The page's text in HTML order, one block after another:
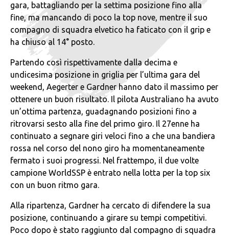
gara, battagliando per la settima posizione fino alla
fine, ma mancando di poco la top nove, mentre il suo
compagno di squadra elvetico ha faticato con il grip e
ha chiuso al 14° posto.
Partendo così rispettivamente dalla decima e
undicesima posizione in griglia per l’ultima gara del
weekend, Aegerter e Gardner hanno dato il massimo per
ottenere un buon risultato. Il pilota Australiano ha avuto
un’ottima partenza, guadagnando posizioni fino a
ritrovarsi sesto alla fine del primo giro. Il 27enne ha
continuato a segnare giri veloci fino a che una bandiera
rossa nel corso del nono giro ha momentaneamente
fermato i suoi progressi. Nel frattempo, il due volte
campione WorldSSP è entrato nella lotta per la top six
con un buon ritmo gara.
Alla ripartenza, Gardner ha cercato di difendere la sua
posizione, continuando a girare su tempi competitivi.
Poco dopo è stato raggiunto dal compagno di squadra